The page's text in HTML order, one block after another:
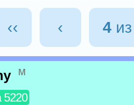
‹‹ ‹ 4
м
5220